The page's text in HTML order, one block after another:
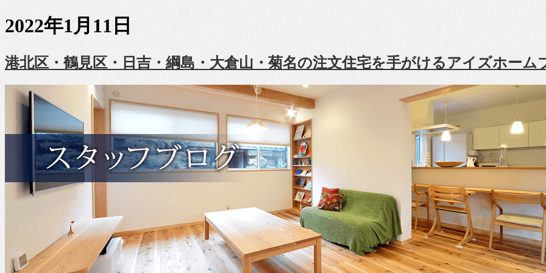
2022年1月11日
港北区・鶴見区・日吉・綱島・大倉山・菊名の注文住宅を手がけるアイズホーム